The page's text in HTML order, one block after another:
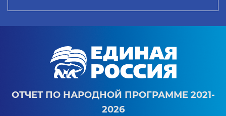
ОТЧЕТ ПО НАРОДНОЙ ПРОГРАММЕ 2021-
2026